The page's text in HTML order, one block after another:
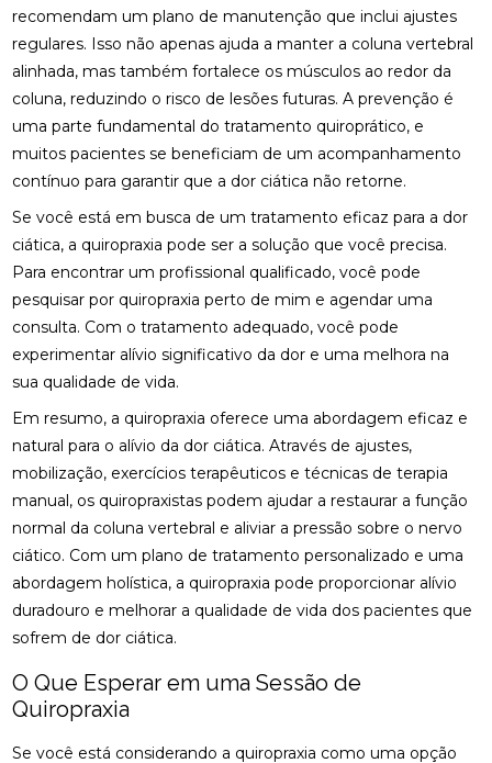
recomendam um plano de manutenção que inclui ajustes
regulares. Isso não apenas ajuda a manter a coluna vertebral
alinhada, mas também fortalece os músculos ao redor da
coluna, reduzindo o risco de lesões futuras. A prevenção é
uma parte fundamental do tratamento quiroprático, e
muitos pacientes se beneficiam de um acompanhamento
contínuo para garantir que a dor ciática não retorne.
Se você está em busca de um tratamento eficaz para a dor
ciática, a quiropraxia pode ser a solução que você precisa.
Para encontrar um profissional qualificado, você pode
pesquisar por quiropraxia perto de mim e agendar uma
consulta. Com o tratamento adequado, você pode
experimentar alívio significativo da dor e uma melhora na
sua qualidade de vida.
Em resumo, a quiropraxia oferece uma abordagem eficaz e
natural para o alívio da dor ciática. Através de ajustes,
mobilização, exercícios terapêuticos e técnicas de terapia
manual, os quiropraxistas podem ajudar a restaurar a função
normal da coluna vertebral e aliviar a pressão sobre o nervo
ciático. Com um plano de tratamento personalizado e uma
abordagem holística, a quiropraxia pode proporcionar alívio
duradouro e melhorar a qualidade de vida dos pacientes que
sofrem de dor ciática.
O Que Esperar em uma Sessão de
Quiropraxia
Se você está considerando a quiropraxia como uma opção
DESCUBRA OS BENEFÍCIOS DA CLÍNICA DE
QUIROPRAXIA PARA SUA SAÚDE
DESCUBRA OS BENEFÍCIOS DA OSTEOPATIA
DESCUBRA OS BENEFÍCIOS DA QUIROPRAXIA NA
FISIOTERAPIA
OSTEOPATIA PARA SUA SAÚDE
JOANETE
EM QUAIS CASOS A FISIOTERAPIA É
RECOMENDADA?
VOCÊ
ENCONTRE A MELHOR CLÍNICA DE QUIROPRAXIA
PERTO DE VOCÊ
ENCONTRE QUIROPRAXIA PERTO DE VOCÊ
ENCONTRE QUIROPRAXIA PERTO DE VOCÊ E
MELHORE A SAÚDE
ENCONTRE QUIROPRAXIA PERTO DE VOCÊ E
ENCONTRE QUIROPRAXIA PERTO DE VOCÊ PARA